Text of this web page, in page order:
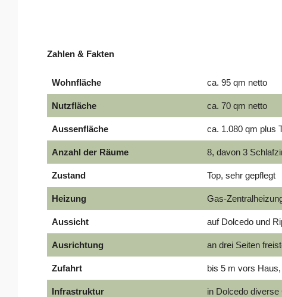
Zahlen & Fakten
Wohnfläche ca. 95 qm netto
Nutzfläche ca. 70 qm netto
Aussenfläche ca. 1.080 qm plus
Anzahl der Räume 8, davon 3
Zustand Top, sehr gepflegt
Heizung Gas-
Aussicht auf Dolcedo und
Ausrichtung an drei Seiten
Zufahrt bis 5 m vors
Infrastruktur in Dolcedo